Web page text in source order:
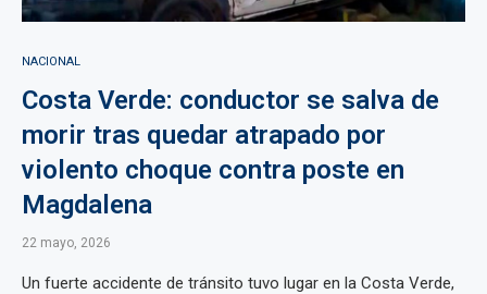
NACIONAL
Costa Verde: conductor se salva de
morir tras quedar atrapado por
violento choque contra poste en
Magdalena
22 mayo, 2026
Un fuerte accidente de tránsito tuvo lugar en la Costa Verde,